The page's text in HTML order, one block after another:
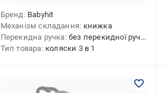
Бренд Babyhit
Механізм складання книжка
Перекидна ручка без перекидної ручки
Тип товара коляски 3 в 1